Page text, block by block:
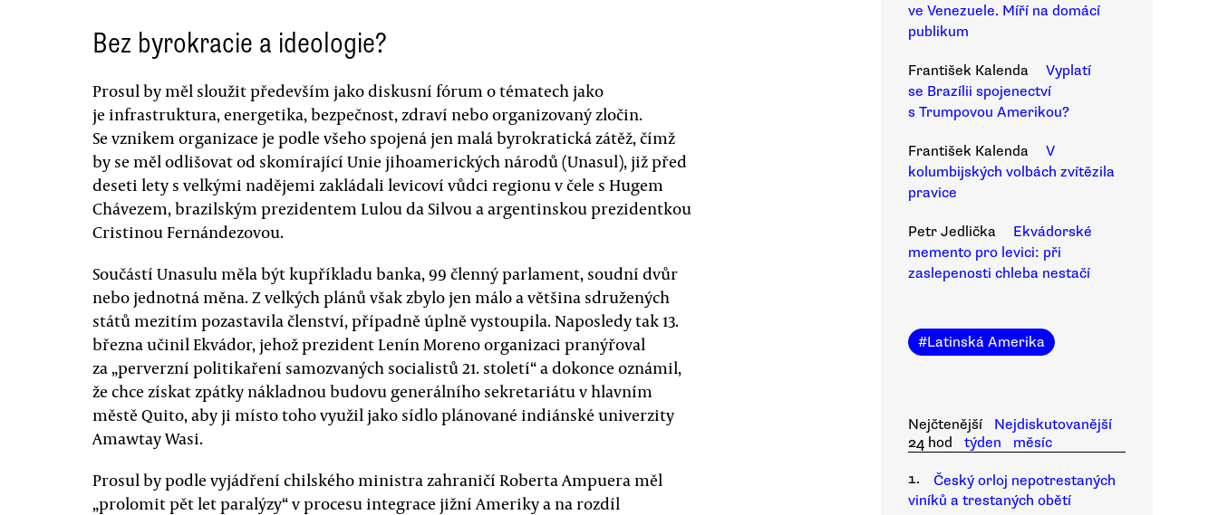
Bez byrokracie a ideologie?
Prosul by měl sloužit především jako diskusní fórum o tématech jako
je infrastruktura, energetika, bezpečnost, zdraví nebo organizovaný zločin.
Se vznikem organizace je podle všeho spojená jen malá byrokratická zátěž, čímž
by se měl odlišovat od skomírající Unie jihoamerických národů (Unasul), již před
deseti lety s velkými nadějemi zakládali levicoví vůdci regionu v čele s Hugem
Chávezem, brazilským prezidentem Lulou da Silvou a argentinskou prezidentkou
Cristinou Fernándezovou.
Součástí Unasulu měla být kupříkladu banka, 99 členný parlament, soudní dvůr
nebo jednotná měna. Z velkých plánů však zbylo jen málo a většina sdružených
států mezitím pozastavila členství, případně úplně vystoupila. Naposledy tak 13.
března učinil Ekvádor, jehož prezident Lenín Moreno organizaci pranýřoval
za „perverzní politikaření samozvaných socialistů 21. století“ a dokonce oznámil,
že chce získat zpátky nákladnou budovu generálního sekretariátu v hlavním
městě Quito, aby ji místo toho využil jako sídlo plánované indiánské univerzity
Amawtay Wasi.
Prosul by podle vyjádření chilského ministra zahraničí Roberta Ampuera měl
„prolomit pět let paralýzy“ v procesu integrace jižní Ameriky a na rozdíl
ve Venezuele. Míří na domácí
publikum
František Kalenda
Vyplatí
se Brazílii spojenectví
s Trumpovou Amerikou?
František Kalenda
V
kolumbijských volbách zvítězila
pravice
Petr Jedlička
Ekvádorské
memento pro levici: při
zaslepenosti chleba nestačí
#Latinská Amerika
Nejčtenější
Nejdiskutovanější
24 hod
týden
měsíc
1.
Český orloj nepotrestaných
viníků a trestaných obětí